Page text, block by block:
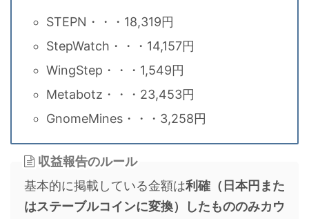
STEPN・・・18,319円
StepWatch・・・14,157円
WingStep・・・1,549円
Metabotz・・・23,453円
GnomeMines・・・3,258円
収益報告のルール
基本的に掲載している金額は利確（日本円また
はステーブルコインに変換）したもののみカウ